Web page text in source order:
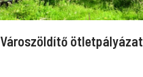
Városzöldítő ötletpályázat